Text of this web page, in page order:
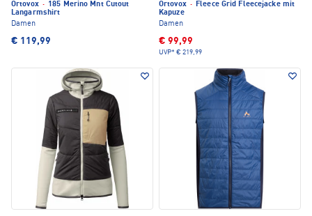
Ortovox · 185 Merino Mnt Cutout
Langarmshirt
Damen
€ 119,99
Ortovox · Fleece Grid Fleecejacke mit
Kapuze
Damen
€ 99,99
UVP* € 219,99